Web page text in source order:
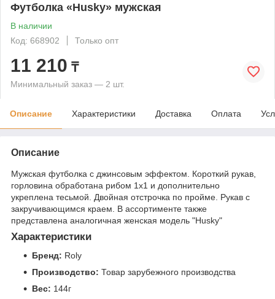
Футболка «Husky» мужская
В наличии
Код: 668902
Только опт
11 210 ₸
Минимальный заказ — 2 шт.
Описание Характеристики Доставка Оплата
Описание
Мужская футболка с джинсовым эффектом. Короткий рукав,
горловина обработана рибом 1х1 и дополнительно
укреплена тесьмой. Двойная отстрочка по пройме. Рукав с
закручивающимся краем. В ассортименте также
представлена аналогичная женская модель "Husky"
Характеристики
Бренд: Roly
Производство: Товар зарубежного производства
Вес: 144г